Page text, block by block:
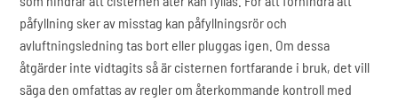
påfyllning sker av misstag kan påfyllningsrör och
avluftningsledning tas bort eller pluggas igen. Om dessa
åtgärder inte vidtagits så är cisternen fortfarande i bruk, det vill
säga den omfattas av regler om återkommande kontroll med